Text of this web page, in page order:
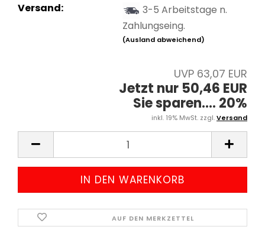
Versand:
3-5 Arbeitstage n.
Zahlungseing.
(Ausland abweichend)
UVP 63,07 EUR
Jetzt nur 50,46 EUR
Sie sparen.... 20%
inkl. 19% MwSt. zzgl.Versand
AUF DEN MERKZETTEL